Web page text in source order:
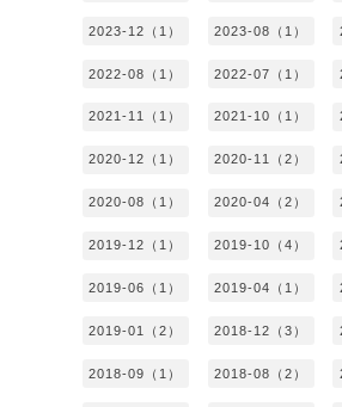
2023-12（1） 2023-08（1）
2022-08（1） 2022-07（1）
2021-11（1） 2021-10（1）
2020-12（1） 2020-11（2）
2020-08（1） 2020-04（2）
2019-12（1） 2019-10（4）
2019-06（1） 2019-04（1）
2019-01（2） 2018-12（3）
2018-09（1） 2018-08（2）